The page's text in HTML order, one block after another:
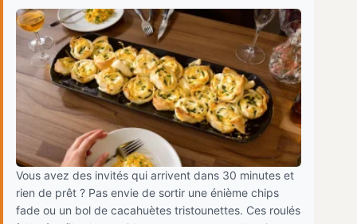
Vous avez des invités qui arrivent dans 30 minutes et
rien de prêt ? Pas envie de sortir une énième chips
fade ou un bol de cacahuètes tristounettes. Ces roulés